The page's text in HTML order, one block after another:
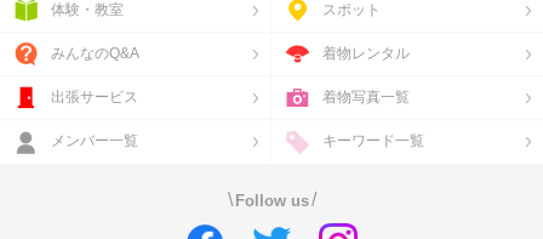
体験・教室 スポット
みんなのQ&A 着物レンタル
出張サービス 着物写真一覧
メンバー一覧 キーワード一覧
\ Follow us/